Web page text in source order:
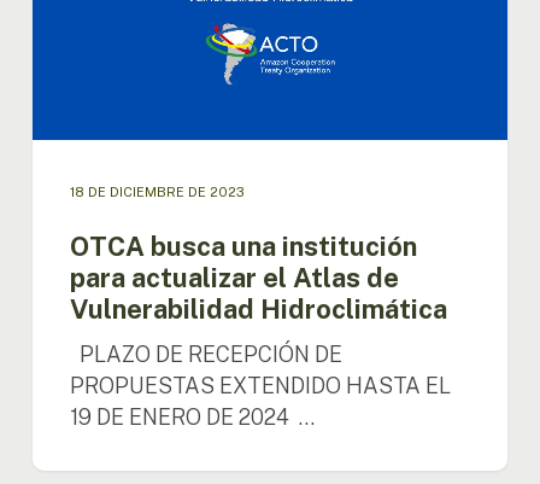
18 DE DICIEMBRE DE 2023
OTCA busca una institución
para actualizar el Atlas de
Vulnerabilidad Hidroclimática
PLAZO DE RECEPCIÓN DE
PROPUESTAS EXTENDIDO HASTA EL
19 DE ENERO DE 2024 …